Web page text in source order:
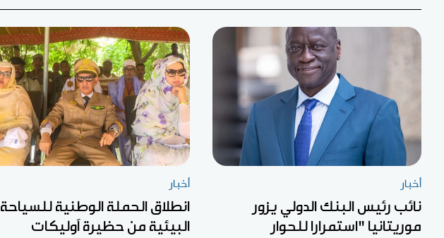
أخبار
نائب رئيس البنك الدولي يزور
موريتانيا "استمرارا للحوار
أخبار
انطلاق الحملة الوطنية للسياحة
البيئية من حظيرة آوليكات